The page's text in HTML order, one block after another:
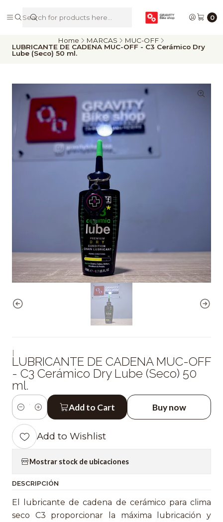
0
De Riders para Riders
Home MARCAS
MUC-OFF
LUBRICANTE DE CADENA MUC-OFF - C3 Cerámico Dry
Lube (Seco) 50 ml.
|
LUBRICANTE DE CADENA MUC-OFF
- C3 Cerámico Dry Lube (Seco) 50
ml.
Quantity
Add to Cart Buy now
Add to Wishlist
Mostrar stock de ubicaciones
DESCRIPCIÓN
El lubricante de cadena de cerámico para clima
seco C3 proporcionar la máxima lubricación y